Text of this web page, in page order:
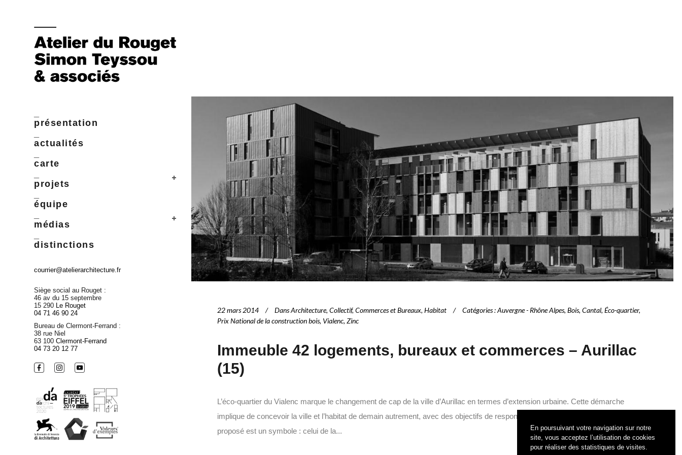
En poursuivant votre navigation sur notre
site, vous acceptez l’utilisation de cookies
pour réaliser des statistiques de visites.
présentation
actualités
carte
projets
équipe
médias
distinctions
courrier@atelierarchitecture.fr
Siège social au Rouget :
46 av du 15 septembre
15 290 Le Rouget
04 71 46 90 24
Bureau de Clermont-Ferrand :
38 rue Niel
63 100Clermont-Ferrand
04 73 20 12 77
22 mars 2014 DansArchitecture, Collectif, Commerces et Bureaux, Habitat Catégories:Auvergne - Rhône Alpes, Bois, Cantal, Éco-quartier,
Prix National de la construction bois, Vialenc, Zinc
Immeuble 42 logements, bureaux et commerces – Aurillac
(15)
L’éco-quartier du Vialenc marque le changement de cap de la ville d’Aurillac en termes d’extension urbaine. Cette démarche
implique de concevoir la ville et l’habitat de demain autrement, avec des objectifs de responsabilité et de durabilité. L’immeuble
proposé est un symbole : celui de la...